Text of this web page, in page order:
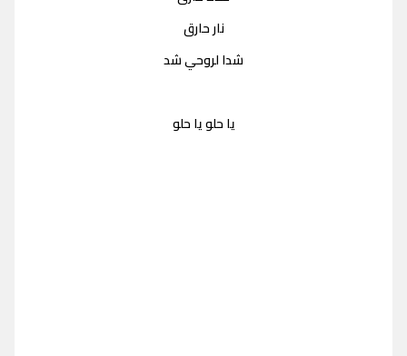
نار حارق
شدا لروحي شد
يا حلو يا حلو